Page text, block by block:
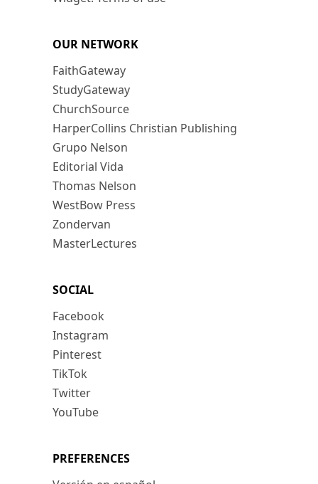
OUR NETWORK
FaithGateway
StudyGateway
ChurchSource
HarperCollins Christian Publishing
Grupo Nelson
Editorial Vida
Thomas Nelson
WestBow Press
Zondervan
MasterLectures
SOCIAL
Facebook
Instagram
Pinterest
TikTok
Twitter
YouTube
PREFERENCES